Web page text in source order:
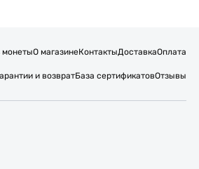
монетыО магазинеКонтактыДоставкаОплата
и возвратБаза сертификатовОтзывы